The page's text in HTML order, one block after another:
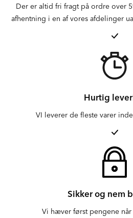
Der er altid fri fragt på ordre over
afhentning i en af vores afdelinger
Hurtig
VI leverer de fleste varer
Sikker og nem
Vi hæver først pengene når